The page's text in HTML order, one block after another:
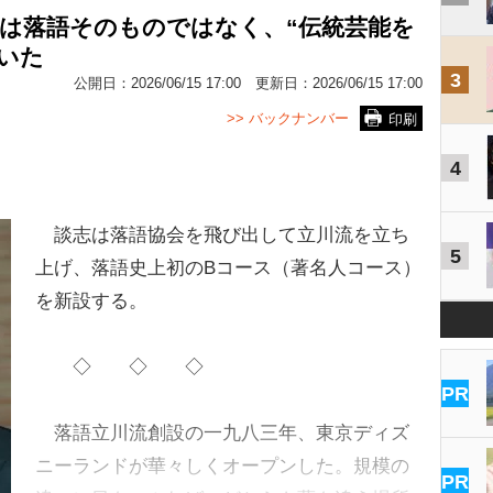
落語そのものではなく、“伝統芸能を
た
公開日： 2026/06/15 17:00 更新日： 2026/06/15 17:00
印刷
>> バックナンバー
談志は落語協会を飛び出して立川流を立ち
上げ、落語史上初のBコース（著名人コース）
を新設する。
◇ ◇ ◇
落語立川流創設の一九八三年、東京ディズ
ニーランドが華々しくオープンした。規模の
3
4
5
PR
PR